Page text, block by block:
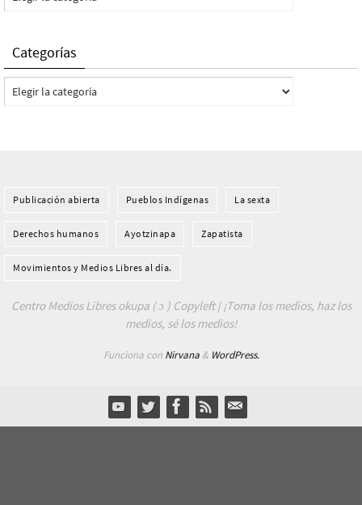
Categorías
Categorías
Publicación abierta Pueblos Indí­genas La sexta
Derechos humanos Ayotzinapa Zapatista
Movimientos y Medios Libres al día.
Centro Medios Libres okupa ( ɔ ) Copyleft | ¡Toma los medios, haz los
medios, sé los medios!
Funciona con Nirvana& WordPress.